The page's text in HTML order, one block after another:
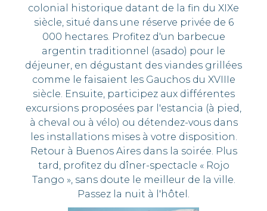
colonial historique datant de la fin du XIXe
siècle, situé dans une réserve privée de 6
000 hectares. Profitez d'un barbecue
argentin traditionnel (asado) pour le
déjeuner, en dégustant des viandes grillées
comme le faisaient les Gauchos du XVIIIe
siècle. Ensuite, participez aux différentes
excursions proposées par l'estancia (à pied,
à cheval ou à vélo) ou détendez-vous dans
les installations mises à votre disposition.
Retour à Buenos Aires dans la soirée. Plus
tard, profitez du dîner-spectacle « Rojo
Tango », sans doute le meilleur de la ville.
Passez la nuit à l'hôtel.